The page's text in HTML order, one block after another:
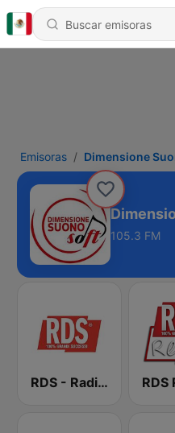
Emisoras Dimensione
105.3 FM
RDS - Radio Dimensione Suono RDS